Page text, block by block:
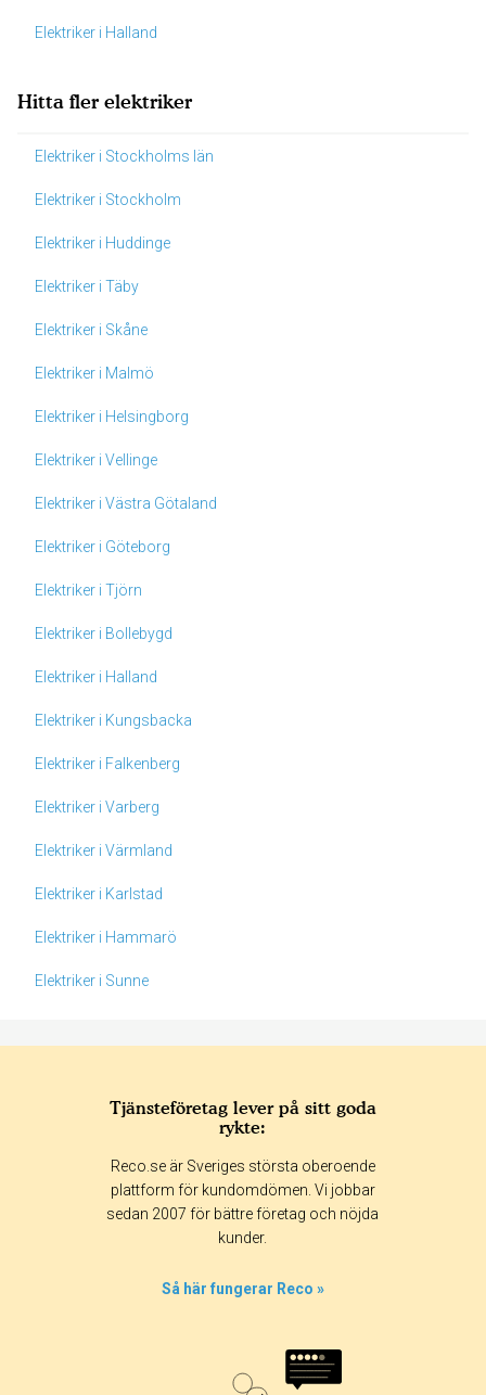
Elektriker i Halland
Hitta fler elektriker
Elektriker i Stockholms län
Elektriker i Stockholm
Elektriker i Huddinge
Elektriker i Täby
Elektriker i Skåne
Elektriker i Malmö
Elektriker i Helsingborg
Elektriker i Vellinge
Elektriker i Västra Götaland
Elektriker i Göteborg
Elektriker i Tjörn
Elektriker i Bollebygd
Elektriker i Halland
Elektriker i Kungsbacka
Elektriker i Falkenberg
Elektriker i Varberg
Elektriker i Värmland
Elektriker i Karlstad
Elektriker i Hammarö
Elektriker i Sunne
365 dagar 90 dagar
30 dagar
Tjänsteföretag lever på sitt goda
rykte:
Reco.se är Sveriges största oberoende
plattform för kundomdömen. Vi jobbar
sedan 2007 för bättre företag och nöjda
kunder.
Så här fungerar Reco »